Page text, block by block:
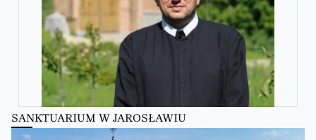
Zobacz na Facebooku
SANKTUARIUM W JAROSŁAWIU